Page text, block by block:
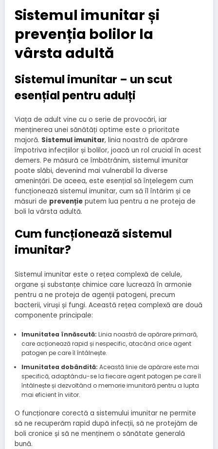
Sistemul imunitar și
prevenția bolilor la
vârsta adultă
Sistemul imunitar – un scut
esențial pentru adulți
Viața de adult vine cu o serie de provocări, iar
menținerea unei sănătăți optime este o prioritate
majoră. Sistemul imunitar, linia noastră de apărare
împotriva infecțiilor și bolilor, joacă un rol crucial în acest
demers. Pe măsură ce îmbătrânim, sistemul imunitar
poate slăbi, devenind mai vulnerabil la diverse
amenințări. De aceea, este esențial să înțelegem cum
funcționează sistemul imunitar, cum să îl întărim și ce
măsuri de prevenție putem lua pentru a ne proteja de
boli la vârsta adultă.
Cum funcționează sistemul
imunitar?
Sistemul imunitar este o rețea complexă de celule,
organe și substanțe chimice care lucrează în armonie
pentru a ne proteja de agenții patogeni, precum
bacterii, viruși și fungi. Această rețea complexă are două
componente principale:
Imunitatea înnăscută: Linia noastră de apărare primară,
care acționează rapid și nespecific, atacând orice agent
patogen pe care îl întâlnește.
Imunitatea dobândită: Această linie de apărare este mai
specifică, adaptându-se la fiecare agent patogen pe care îl
întâlnește și dezvoltând o memorie imunitară pentru a lupta
mai eficient în viitor.
O funcționare corectă a sistemului imunitar ne permite
să ne recuperăm rapid după infecții, să ne protejăm de
boli cronice și să ne menținem o sănătate generală
bună.